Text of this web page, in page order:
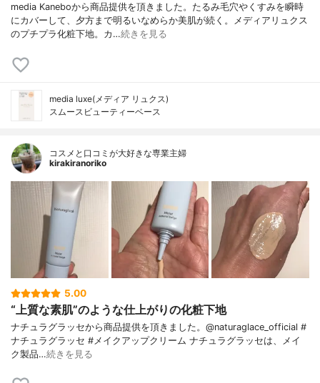
media Kaneboから商品提供を頂きました。たるみ毛穴やくすみを瞬時
にカバーして、夕方まで明るいなめらか美肌が続く。メディアリュクス
のプチプラ化粧下地。カ…続きを見る
media luxe(メディア リュクス)
スムースビューティーベース
コスメと口コミが大好きな専業主婦
kirakiranoriko
5.00
“上質な素肌”のような仕上がりの化粧下地
ナチュラグラッセから商品提供を頂きました。@naturaglace_official #
ナチュラグラッセ #メイクアップクリーム ナチュラグラッセは、メイ
ク製品…続きを見る